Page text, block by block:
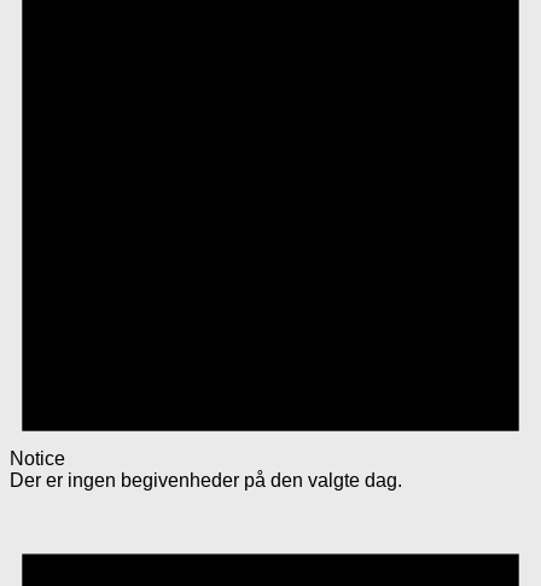
Notice
Der er ingen begivenheder på den valgte dag.